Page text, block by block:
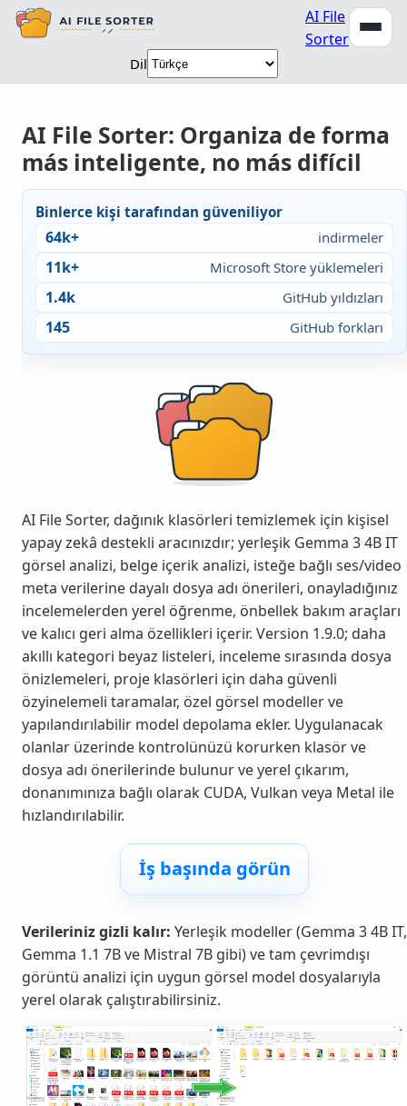
AI File
Sorter
Dil
AI File Sorter: Organiza de forma
más inteligente, no más difícil
Binlerce kişi tarafından güveniliyor
64k+ indirmeler
11k+ Microsoft Store yüklemeleri
1.4k GitHub yıldızları
145 GitHub forkları
AI File Sorter, dağınık klasörleri temizlemek için kişisel
yapay zekâ destekli aracınızdır; yerleşik Gemma 3 4B IT
görsel analizi, belge içerik analizi, isteğe bağlı ses/video
meta verilerine dayalı dosya adı önerileri, onayladığınız
incelemelerden yerel öğrenme, önbellek bakım araçları
ve kalıcı geri alma özellikleri içerir. Version 1.9.0; daha
akıllı kategori beyaz listeleri, inceleme sırasında dosya
önizlemeleri, proje klasörleri için daha güvenli
özyinelemeli taramalar, özel görsel modeller ve
yapılandırılabilir model depolama ekler. Uygulanacak
olanlar üzerinde kontrolünüzü korurken klasör ve
dosya adı önerilerinde bulunur ve yerel çıkarım,
donanımınıza bağlı olarak CUDA, Vulkan veya Metal ile
hızlandırılabilir.
İş başında görün
Verileriniz gizli kalır: Yerleşik modeller (Gemma 3 4B IT,
Gemma 1.1 7B ve Mistral 7B gibi) ve tam çevrimdışı
görüntü analizi için uygun görsel model dosyalarıyla
yerel olarak çalıştırabilirsiniz.